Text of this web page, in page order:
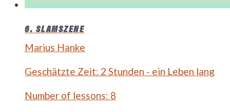
6. SLAMSZENE
Marius Hanke
Geschätzte Zeit: 2 Stunden - ein Leben lang
Number of lessons: 8